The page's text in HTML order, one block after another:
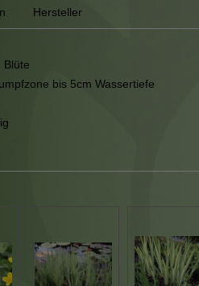
Hersteller
bis 5cm Wassertiefe